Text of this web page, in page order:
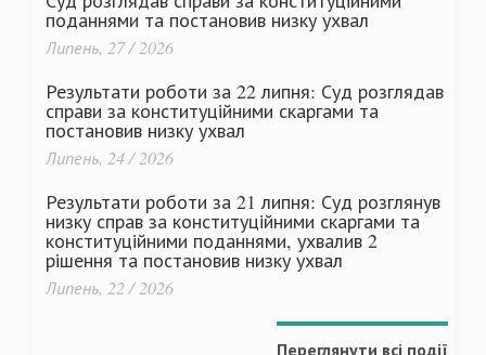
поданнями та постановив низку ухвал
Липень, 27 / 2026
Результати роботи за 22 липня: Суд розглядав
справи за конституційними скаргами та
постановив низку ухвал
Липень, 24 / 2026
Результати роботи за 21 липня: Суд розглянув
низку справ за конституційними скаргами та
конституційними поданнями, ухвалив 2
рішення та постановив низку ухвал
Липень, 22 / 2026
Переглянути всі події